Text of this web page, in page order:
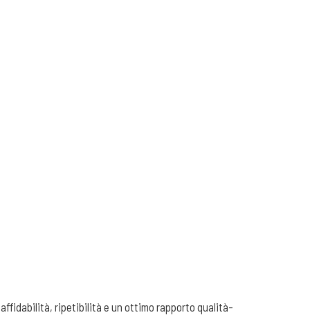
affidabilità, ripetibilità e un ottimo rapporto qualità-